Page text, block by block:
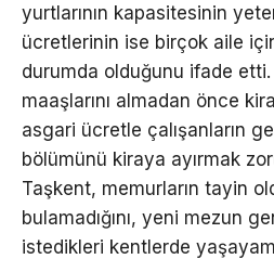
yurtlarının kapasitesinin
ücretlerinin ise birçok aile
durumda olduğunu ifade etti.
maaşlarını almadan önce
asgari ücretle çalışanların
bölümünü kiraya ayırmak
Taşkent, memurların tayin
bulamadığını, yeni mezun
istedikleri kentlerde